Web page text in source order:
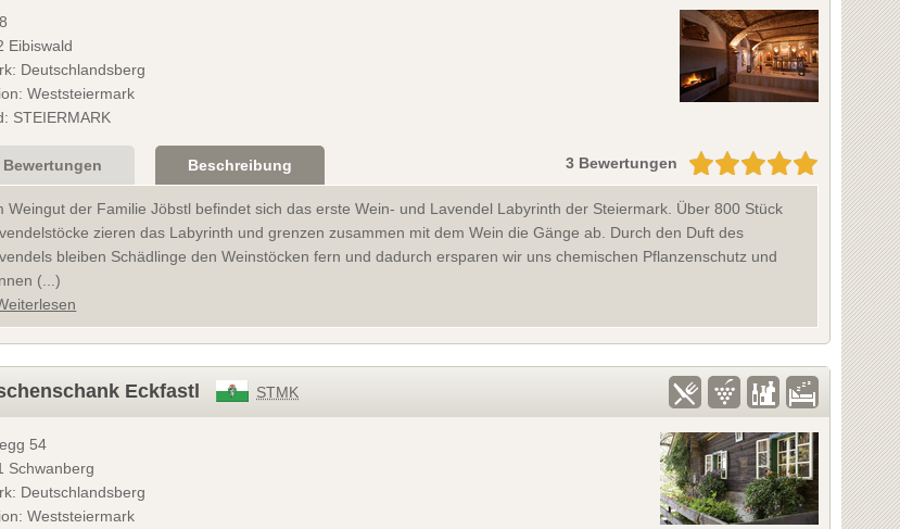
Eibiswald
Deutschlandsberg
Weststeiermark
STEIERMARK
Bewertungen Beschreibung 3 Bewertungen
Weingut der Familie Jöbstl befindet sich das erste Wein- und Lavendel Labyrinth der Steiermark. Über 800 Stück
zieren das Labyrinth und grenzen zusammen mit dem Wein die Gänge ab. Durch den Duft des
bleiben Schädlinge den Weinstöcken fern und dadurch ersparen wir uns chemischen Pflanzenschutz und
(...)
Eckfastl STMK
54
Schwanberg
Deutschlandsberg
Weststeiermark